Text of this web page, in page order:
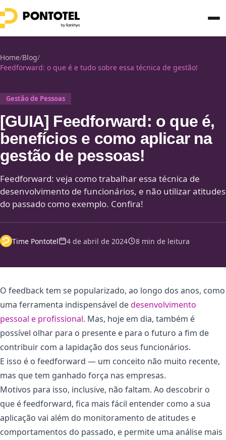
Home/Blog/
Feedforward: o que é e tudo sobre essa técnica de gestão!
Gestão de Pessoas
[GUIA] Feedforward: o que é,
benefícios e como aplicar na
gestão de pessoas!
Feedforward: veja como trabalhar essa técnica de
desenvolvimento de funcionários, e não utilizar atitudes
do passado como exemplo. Confira!
Time Pontotel 4 de abril de 2024 8 min de leitura
O feedback tem se popularizado, ao longo dos anos, como
uma ferramenta indispensável dedesenvolvimento
pessoal e profissional. Mas, hoje em dia, também é
possível olhar para o presente e para o futuro a fim de
contribuir com a lapidação dos seus funcionários.
E isso é o feedforward — um conceito não muito recente,
mas que tem ganhado força nas empresas.
Motivos para isso, inclusive, não faltam. Ao descobrir o
que é feedforward, fica mais fácil entender como a sua
aplicação vai além do monitoramento de atitudes e
comportamentos do passado, e permite uma análise mais